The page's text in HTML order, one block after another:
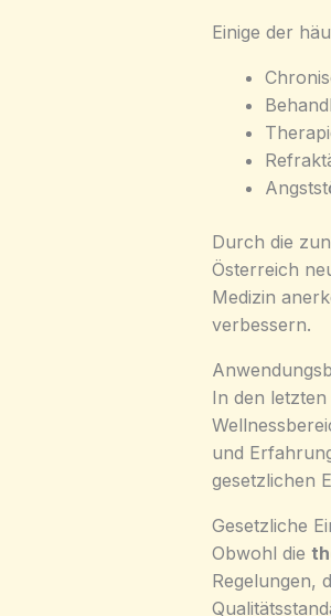
Einige der
Durch die
Österreich
Medizin
verbessern.
In den
und
gesetzlichen
Gesetzliche
Obwohl die
Regelungen,